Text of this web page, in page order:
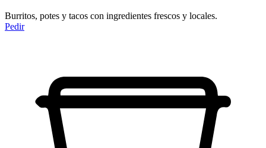
Burritos, potes y tacos con ingredientes frescos y locales.
Pedir